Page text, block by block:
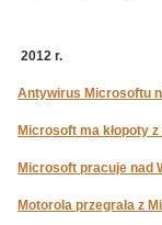
2012 r.
Antywirus Microsoftu
Microsoft ma kłopoty
Microsoft pracuje nad
Motorola przegrała z